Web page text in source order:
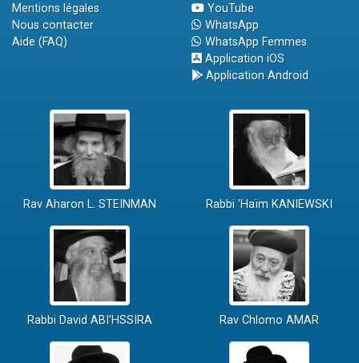
Mentions légales
Nous contacter
Aide (FAQ)
YouTube
WhatsApp
WhatsApp Femmes
Application iOS
Application Android
Rav Aharon L. STEINMAN Rabbi 'Haïm KANIEWSKI
Rabbi David ABI'HSSIRA Rav Chlomo AMAR